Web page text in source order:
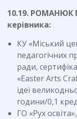
10.19. РОМАНЮК
керівника:
КУ «Міський
педагогічних
ради,
«Easter Arts
ідеї
години/0,1
ГО «Рух